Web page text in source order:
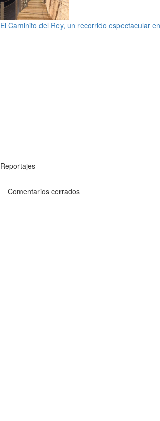
El Caminito del Rey, un recorrido espectacular
Reportajes
Comentarios cerrados